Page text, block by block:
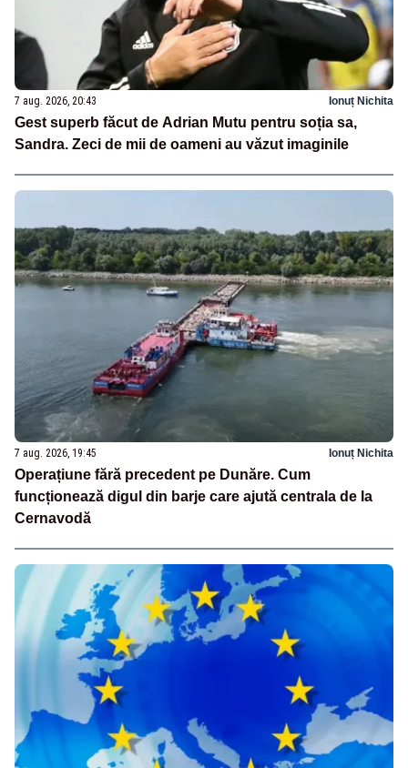
7 aug. 2026, 20:43 Ionuț Nichita
Gest superb făcut de Adrian Mutu pentru soția sa,
Sandra. Zeci de mii de oameni au văzut imaginile
7 aug. 2026, 19:45 Ionuț Nichita
Operațiune fără precedent pe Dunăre. Cum
funcționează digul din barje care ajută centrala de la
Cernavodă